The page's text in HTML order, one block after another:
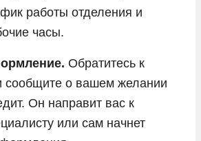
работы отделения и
часы.
Обратитесь к
сообщите о вашем желании
Он направит вас к
или сам начнет